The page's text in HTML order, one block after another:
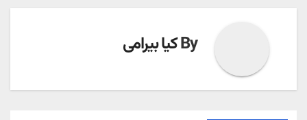
Byکیا بیرامی